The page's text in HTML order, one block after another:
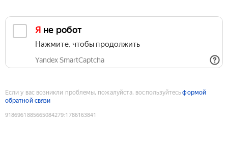
Я не робот
Нажмите, чтобы продолжить
Yandex SmartCaptcha
Если у вас возникли проблемы, пожалуйста, воспользуйтесьформой
обратной связи
9186961885665084279:1786163841